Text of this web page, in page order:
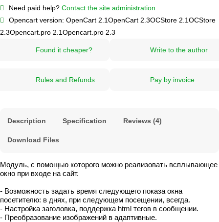
Need paid help? Contact the site administration
Opencart version: OpenCart 2.1OpenCart 2.3OCStore 2.1OCStore
2.3Opencart.pro 2.1Opencart.pro 2.3
Found it cheaper? Write to the author
Rules and Refunds Pay by invoice
Description Specification Reviews (4)
Download Files
Модуль, с помощью которого можно реализовать всплывающее
окно при входе на сайт.
- Возможность задать время следующего показа окна
посетителю: в днях, при следующем посещении, всегда.
- Настройка заголовка, поддержка html тегов в сообщении.
- Преобразование изображений в адаптивные.